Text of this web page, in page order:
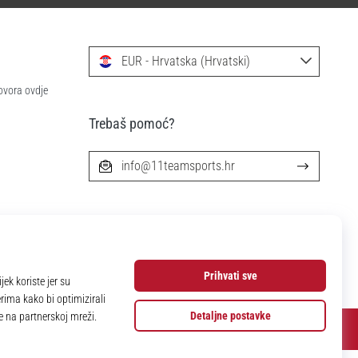
ovdje
EUR - Hrvatska (Hrvatski)
Trebaš pomoć?
info@11teamsports.hr